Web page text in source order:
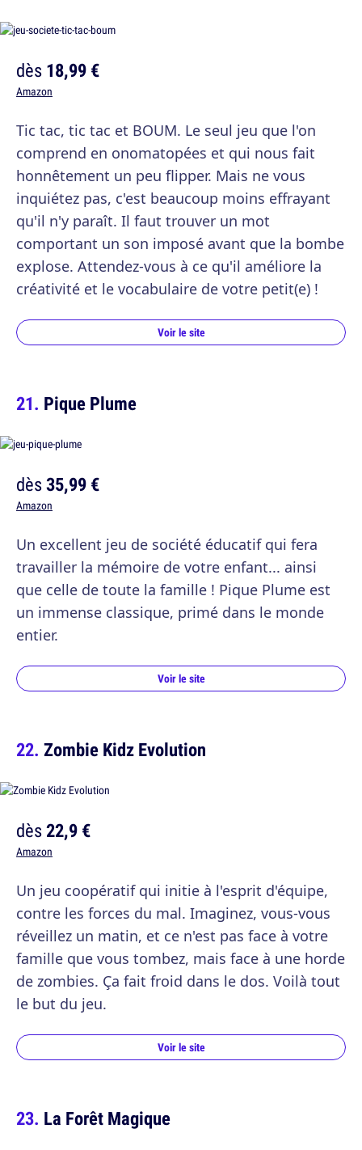
dès18,99 €
Amazon
Tic tac, tic tac et BOUM. Le seul jeu que l'on
comprend en onomatopées et qui nous fait
honnêtement un peu flipper. Mais ne vous
inquiétez pas, c'est beaucoup moins effrayant
qu'il n'y paraît. Il faut trouver un mot
comportant un son imposé avant que la bombe
explose. Attendez-vous à ce qu'il améliore la
créativité et le vocabulaire de votre petit(e) !
Voir le site
Pique Plume
dès35,99 €
Amazon
Un excellent jeu de société éducatif qui fera
travailler la mémoire de votre enfant... ainsi
que celle de toute la famille ! Pique Plume est
un immense classique, primé dans le monde
entier.
Voir le site
Zombie Kidz Evolution
dès22,9 €
Amazon
Un jeu coopératif qui initie à l'esprit d'équipe,
contre les forces du mal. Imaginez, vous-vous
réveillez un matin, et ce n'est pas face à votre
famille que vous tombez, mais face à une horde
de zombies. Ça fait froid dans le dos. Voilà tout
le but du jeu.
Voir le site
La Forêt Magique